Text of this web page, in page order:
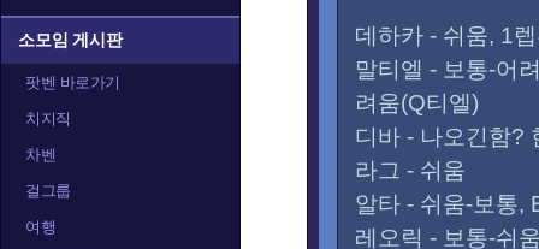
소모임 게시판
팟벤 바로가기
치지직
차벤
걸그룹
여행
데하카 - 쉬움, 1
말티엘 - 보통-어
려움(Q티엘)
디바 - 나오긴함?
라그 - 쉬움
알타 - 쉬움-보통,
레오릭 - 보통-쉬